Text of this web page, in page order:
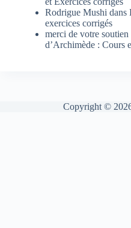
Rodrigue Mushi dans
exercices corrigés
merci de votre soutien
d’Archimède : Cours
Copyright ©